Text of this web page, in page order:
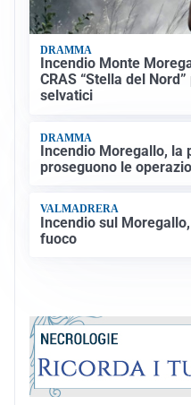
DRAMMA
Incendio Monte
CRAS “Stella del
selvatici
DRAMMA
Incendio Moregallo, la
proseguono le
VALMADRERA
Incendio sul
fuoco